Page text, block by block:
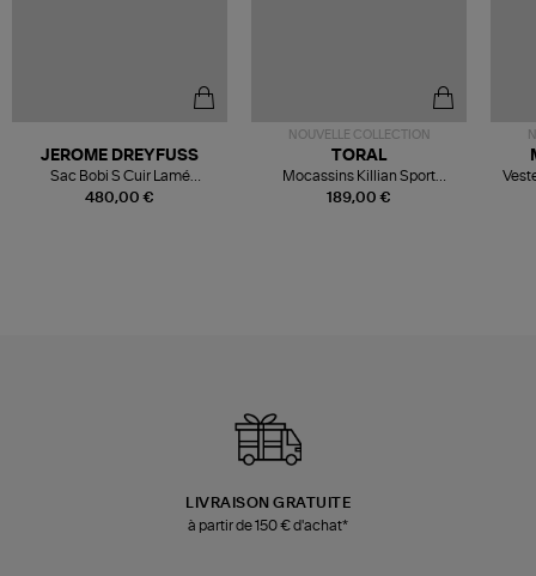
480,00 €
JEROME DREYFUSS
Sac Bobi S Cuir Lamé
Champagne
NOUVELLE COLLECTION
189,00 €
TORAL
Mocassins Killian Sport
Mousse
LIVRAISON GRATUITE
à partir de 150 € d'achat*